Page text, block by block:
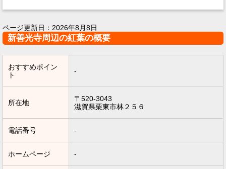
ページ更新日： 2026年8月8日
新善光寺周辺の紅葉の概要
おすすめポイン
ト
-
所在地
〒520-3043
滋賀県栗東市林２５６
電話番号 -
ホームページ -